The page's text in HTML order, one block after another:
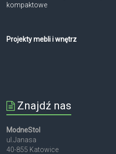
kompaktowe
Projekty mebli i wnętrz
Znajdź nas
ModneStol
ul.Janasa
40-855 Katowice